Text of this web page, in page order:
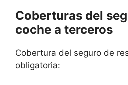
Coberturas del
coche a terceros
Cobertura del seguro de
obligatoria: